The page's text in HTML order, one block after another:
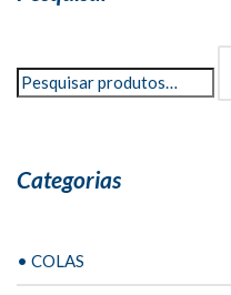
Categorias
• COLAS